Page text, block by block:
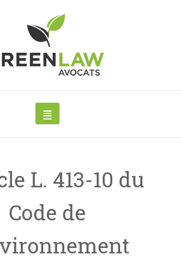
L. 413-10 du
Code de